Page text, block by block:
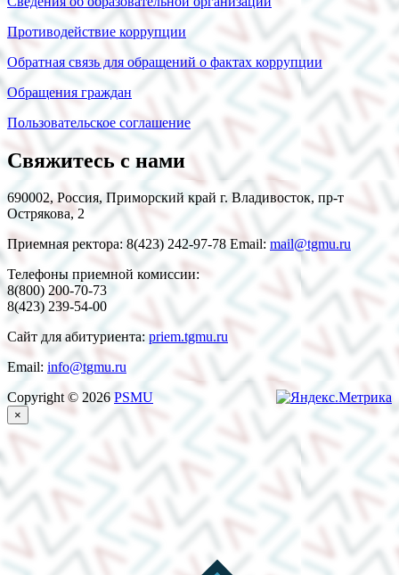
Противодействие коррупции
Обратная связь для обращений о фактах коррупции
Обращения граждан
Пользовательское соглашение
Свяжитесь с нами
690002, Россия, Приморский край г. Владивосток, пр-т
Острякова, 2
Приемная ректора: 8(423) 242-97-78 Email:mail@tgmu.ru
Телефоны приемной комиссии:
8(800) 200-70-73
8(423) 239-54-00
Сайт для абитуриента: priem.tgmu.ru
Email: info@tgmu.ru
Copyright © 2026 PSMU
×